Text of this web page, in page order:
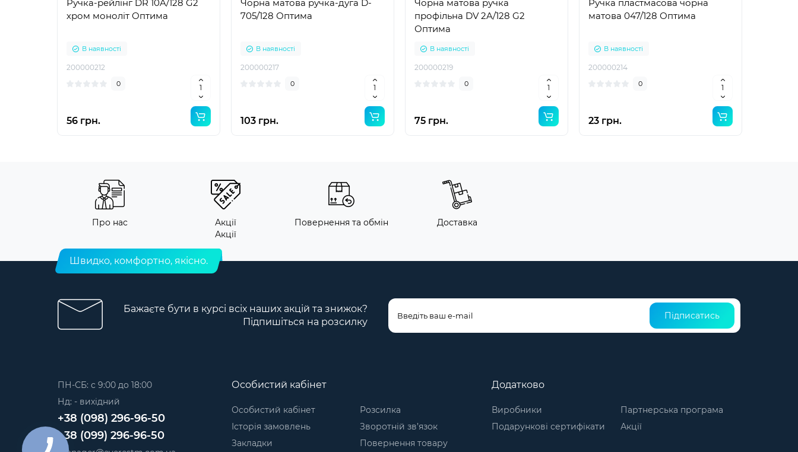
Ручка-рейлінг DR 10A/128 G2
хром моноліт Оптима
В наявності
200000212
0
56 грн.
Чорна матова ручка-дуга D-
705/128 Оптима
В наявності
200000217
0
103 грн.
Чорна матова ручка
профільна DV 2A/128 G2
Оптима
В наявності
200000219
0
75 грн.
Ручка пластмасова чорна
матова 047/128 Оптима
В наявності
200000214
0
23 грн.
Про нас
Акції
Акції
Повернення та обмін Доставка
Швидко, комфортно, якісно.
Бажаєте бути в курсі всіх наших акцій та знижок?
Підпишіться на розсилку
Підписатись
ПН-СБ: с 9:00 до 18:00
Нд: - вихідний
+38 (098) 296-96-50
+38 (099) 296-96-50
Особистий кабінет
Особистий кабінет
Історія замовлень
Закладки
Розсилка
Зворотній зв’язок
Повернення товару
Додатково
Виробники
Подарункові сертифікати
Партнерська програма
Акції